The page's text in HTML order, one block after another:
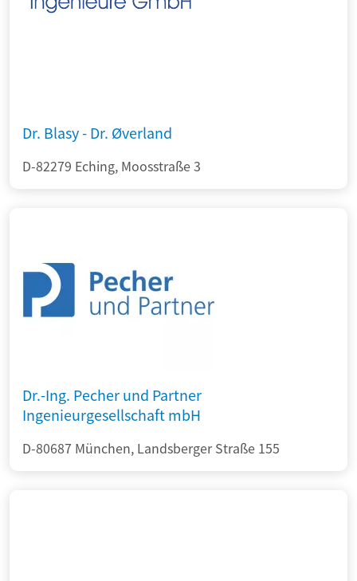
Dr. Blasy - Dr. Øverland
D-82279 Eching, Moosstraße 3
Dr.-Ing. Pecher und Partner
Ingenieurgesellschaft mbH
D-80687 München, Landsberger Straße 155